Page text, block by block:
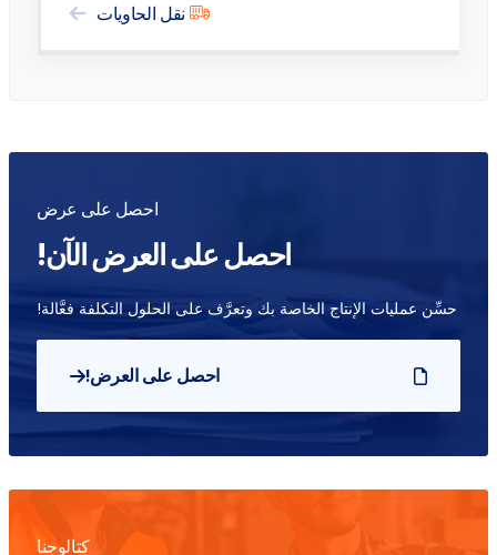
نقل الحاويات
احصل على عرض
احصل على العرض الآن!
حسِّن عمليات الإنتاج الخاصة بك وتعرَّف على الحلول التكلفة فعَّالة!
احصل على العرض!
كتالوجنا